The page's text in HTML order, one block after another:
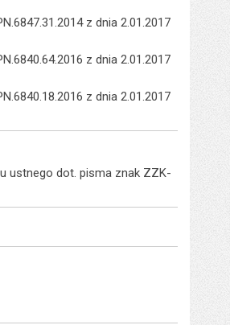
z dnia 2.01.2017
z dnia 2.01.2017
z dnia 2.01.2017
ustnego dot. pisma znak ZZK-